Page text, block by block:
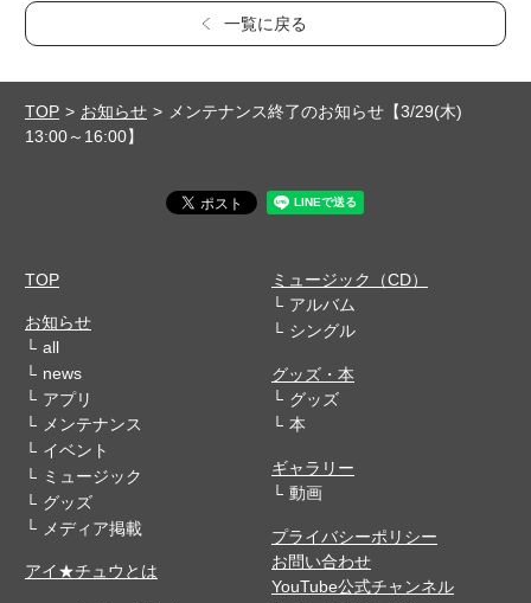
一覧に戻る
TOP お知らせ
メンテナンス終了のお知らせ【3/29(木)
13:00～16:00】
TOP
お知らせ
all
news
アプリ
メンテナンス
イベント
ミュージック
グッズ
メディア掲載
アイ★チュウとは
ミュージック（CD）
アルバム
シングル
グッズ・本
グッズ
本
ギャラリー
動画
プライバシーポリシー
お問い合わせ
YouTube公式チャンネル